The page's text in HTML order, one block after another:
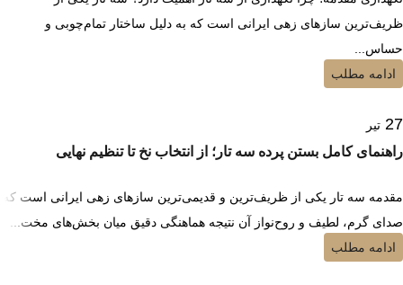
ظریف‌ترین سازهای زهی ایرانی است که به دلیل ساختار تمام‌چوبی و
حساس...
ادامه مطلب
27 تیر
راهنمای کامل بستن پرده سه تار؛ از انتخاب نخ تا تنظیم نهایی
مقدمه سه تار یکی از ظریف‌ترین و قدیمی‌ترین سازهای زهی ایرانی است که
صدای گرم، لطیف و روح‌نواز آن نتیجه هماهنگی دقیق میان بخش‌های مخت...
ادامه مطلب